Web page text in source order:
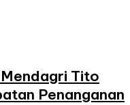
Tito
Penanganan